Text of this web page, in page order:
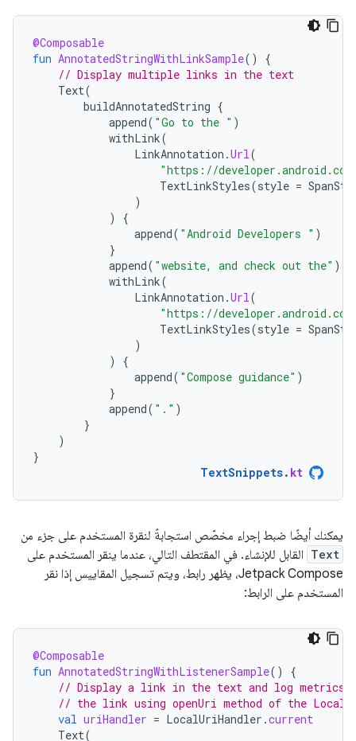
@Composable
fun AnnotatedStringWithLinkSample()
{
// Display multiple links in the text
Text(
buildAnnotatedString {
append( "Go to the " )
withLink(
LinkAnnotation .Url(
"https://
TextLinkStyles(style =
)
)
{
append( "Android Developers " )
}
append( "website, and check out the" )
withLink(
LinkAnnotation .Url(
"https://
TextLinkStyles(style =
)
)
{
append( "Compose guidance" )
}
append( "." )
}
)
}
TextSnippets. kt
يمكنك أيضًا ضبط إجراء مخصّص استجابةً لنقرة المستخدم على جزء من
Text القابل للإنشاء. في المقتطف التالي، عندما ينقر المستخدم على
Jetpack Compose، يظهر رابط، ويتم تسجيل المقاييس إذا نقر
المستخدم على الرابط:
@Composable
fun AnnotatedStringWithListenerSample()
{
// Display a link in the text and log metrics
// the link using openUri method of the
val uriHandler = LocalUriHandler .current
Text(